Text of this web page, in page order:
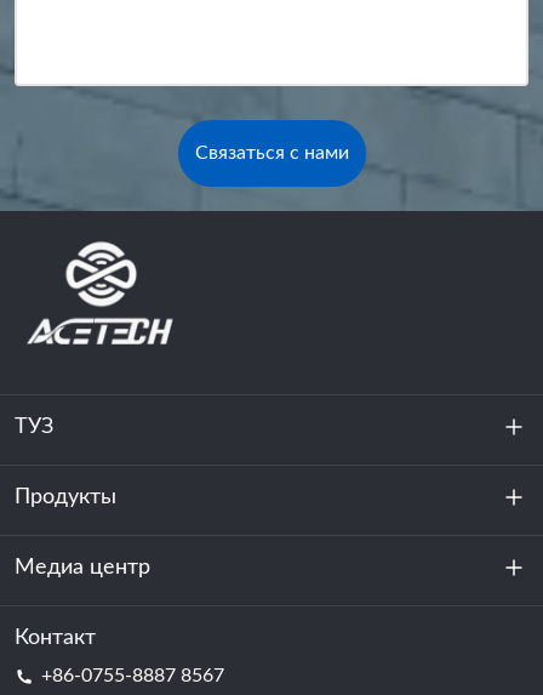
Связаться с нами
ТУЗ
О нас
устойчивость
Продукты
Хранение энергии
Центр обработки данных и серверная комната
Медиа центр
Новости
Контакт
+86-0755-8887 8567